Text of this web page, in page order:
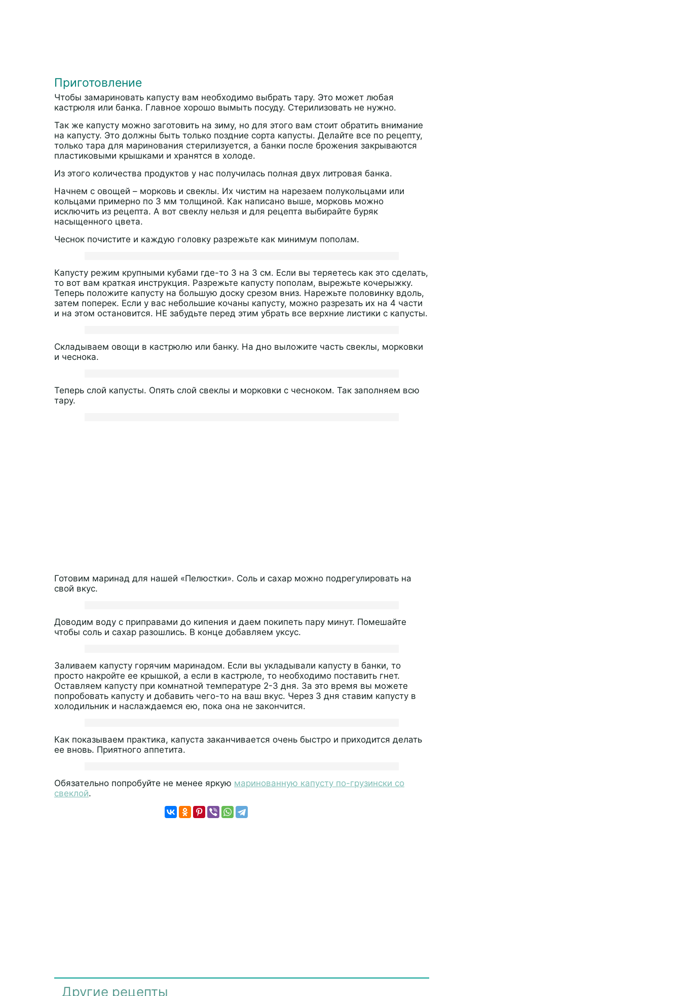
Приготовление
Чтобы замариновать капусту вам необходимо выбрать тару. Это может любая
кастрюля или банка. Главное хорошо вымыть посуду. Стерилизовать не нужно.
Так же капусту можно заготовить на зиму, но для этого вам стоит обратить внимание
на капусту. Это должны быть только поздние сорта капусты. Делайте все по рецепту,
только тара для маринования стерилизуется, а банки после брожения закрываются
пластиковыми крышками и хранятся в холоде.
Из этого количества продуктов у нас получилась полная двух литровая банка.
Начнем с овощей – морковь и свеклы. Их чистим на нарезаем полукольцами или
кольцами примерно по 3 мм толщиной. Как написано выше, морковь можно
исключить из рецепта. А вот свеклу нельзя и для рецепта выбирайте буряк
насыщенного цвета.
Чеснок почистите и каждую головку разрежьте как минимум пополам.
Капусту режим крупными кубами где-то 3 на 3 см. Если вы теряетесь как это сделать,
то вот вам краткая инструкция. Разрежьте капусту пополам, вырежьте кочерыжку.
Теперь положите капусту на большую доску срезом вниз. Нарежьте половинку вдоль,
затем поперек. Если у вас небольшие кочаны капусту, можно разрезать их на 4 части
и на этом остановится. НЕ забудьте перед этим убрать все верхние листики с капусты.
Складываем овощи в кастрюлю или банку. На дно выложите часть свеклы, морковки
и чеснока.
Теперь слой капусты. Опять слой свеклы и морковки с чесноком. Так заполняем всю
тару.
Готовим маринад для нашей «Пелюстки». Соль и сахар можно подрегулировать на
свой вкус.
Доводим воду с приправами до кипения и даем покипеть пару минут. Помешайте
чтобы соль и сахар разошлись. В конце добавляем уксус.
Заливаем капусту горячим маринадом. Если вы укладывали капусту в банки, то
просто накройте ее крышкой, а если в кастрюле, то необходимо поставить гнет.
Оставляем капусту при комнатной температуре 2-3 дня. За это время вы можете
попробовать капусту и добавить чего-то на ваш вкус. Через 3 дня ставим капусту в
холодильник и наслаждаемся ею, пока она не закончится.
Как показываем практика, капуста заканчивается очень быстро и приходится делать
ее вновь. Приятного аппетита.
Обязательно попробуйте не менее яркую маринованную капусту по-грузински со
свеклой.
Другие рецепты